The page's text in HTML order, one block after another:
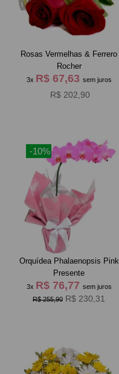
Rosas Vermelhas & Ferrero
Rocher
3x R$ 67,63 sem juros
R$ 202,90
-10%
Orquídea Phalaenopsis Pink
Presente
3x R$ 76,77 sem juros
R$ 255,90 R$ 230,31